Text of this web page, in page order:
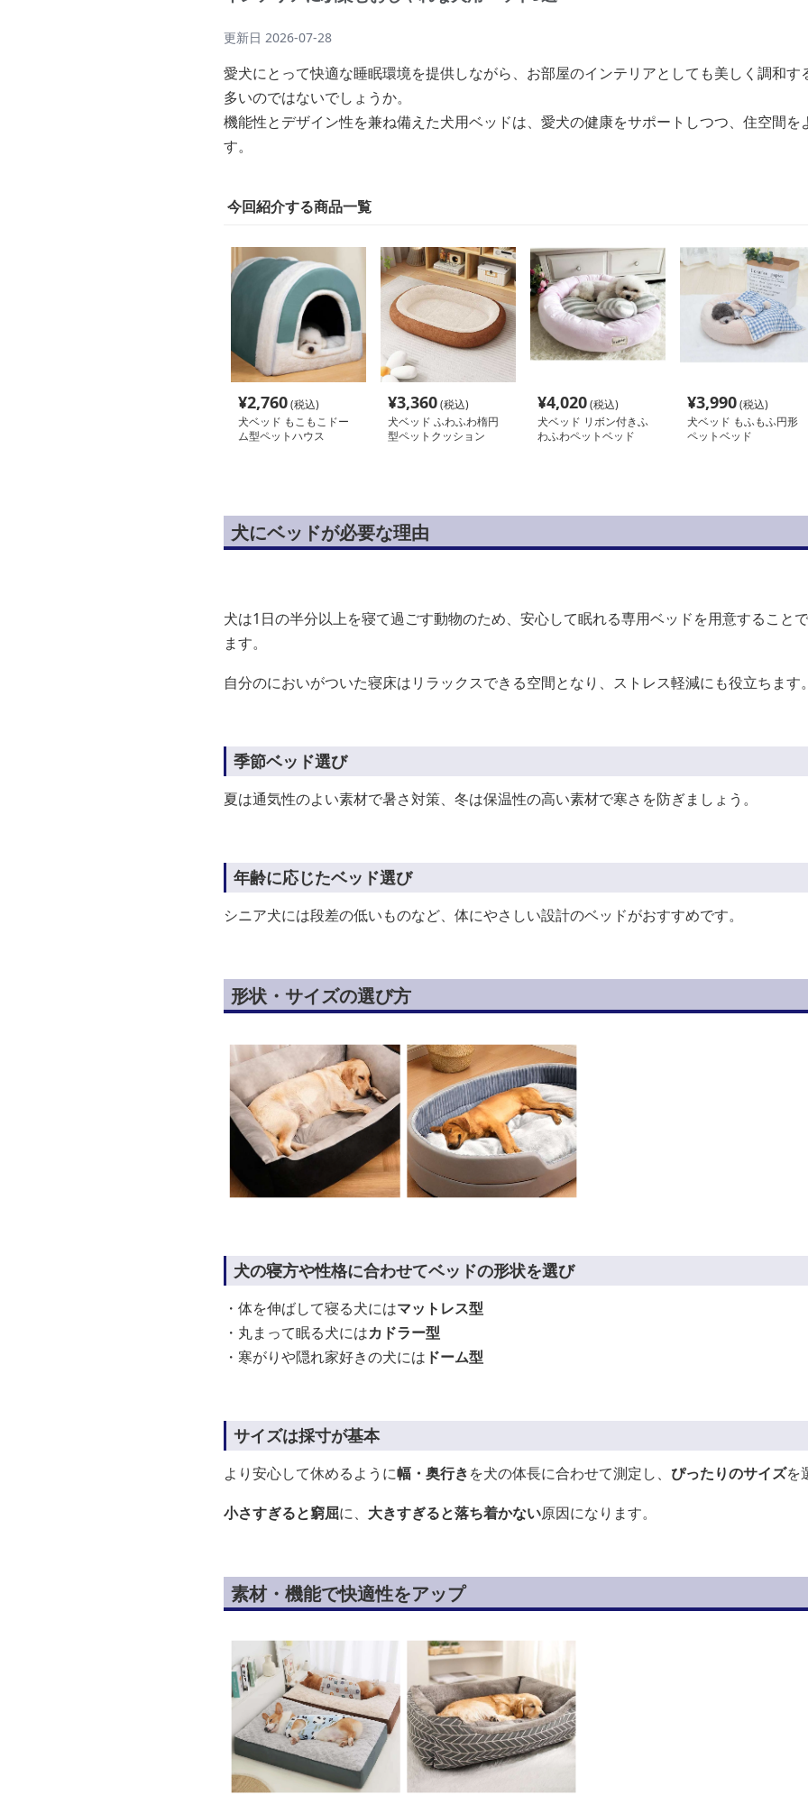
更新日 2026-07-28
愛犬にとって快適な睡眠環境を提供しながら、お部屋のインテリアとしても美しく調和す
多いのではないでしょうか。
機能性とデザイン性を兼ね備えた犬用ベッドは、愛犬の健康をサポートしつつ、住空間を
す。
今回紹介する商品一覧
¥2,760(税込)
犬ベッド もこもこドー
ム型ペットハウス
¥3,360(税込)
犬ベッド ふわふわ楕円
型ペットクッション
¥4,020(税込)
犬ベッド リボン付きふ
わふわペットベッド
¥3,990(税込)
犬ベッド もふもふ円形
ペットベッド
犬にベッドが必要な理由
犬は1日の半分以上を寝て過ごす動物のため、安心して眠れる専用ベッドを用意すること
ます。
自分のにおいがついた寝床はリラックスできる空間となり、ストレス軽減にも役立ちます。
季節ベッド選び
夏は通気性のよい素材で暑さ対策、冬は保温性の高い素材で寒さを防ぎましょう。
年齢に応じたベッド選び
シニア犬には段差の低いものなど、体にやさしい設計のベッドがおすすめです。
形状・サイズの選び方
犬の寝方や性格に合わせてベッドの形状を選び
・体を伸ばして寝る犬にはマットレス型
・丸まって眠る犬にはカドラー型
・寒がりや隠れ家好きの犬には ドーム型
サイズは採寸が基本
より安心して休めるように幅・奥行きを犬の体長に合わせて測定し、 ぴったりのサイズを
小さすぎると窮屈に、 大きすぎると落ち着かない原因になります。
素材・機能で快適性をアップ